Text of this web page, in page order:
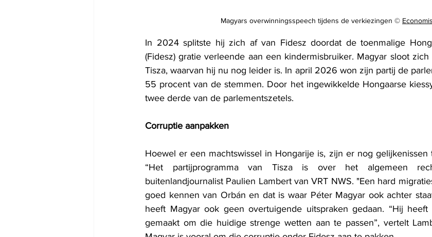
Magyars overwinningsspeech tijdens de verkiezingen ©
In 2024 splitste hij zich af van Fidesz doordat de toenmalige
(Fidesz) gratie verleende aan een kindermisbruiker. Magyar sloot
Tisza, waarvan hij nu nog leider is. In april 2026 won zijn partij de
55 procent van de stemmen. Door het ingewikkelde Hongaarse
twee derde van de parlementszetels.
Corruptie aanpakken
Hoewel er een machtswissel in Hongarije is, zijn er nog gelijkenissen
“Het partijprogramma van Tisza is over het algemeen
buitenlandjournalist Paulien Lambert van VRT NWS. "Een hard
goed kennen van Orbán en dat is waar Péter Magyar ook achter
heeft Magyar ook geen overtuigende uitspraken gedaan. “Hij
gemaakt om die huidige strenge wetten aan te passen”, vertelt